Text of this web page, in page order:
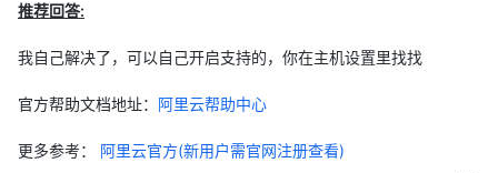
推荐回答:
我自己解决了，可以自己开启支持的，你在主机设置里找找
官方帮助文档地址： 阿里云帮助中心
更多参考： 阿里云官方(新用户需官网注册查看)